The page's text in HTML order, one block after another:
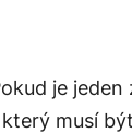
je
musí